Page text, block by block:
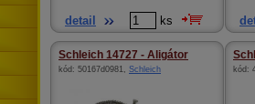
detail ks
Schleich 14727 - Aligátor
kód: 50167d0981, Schleich kód: